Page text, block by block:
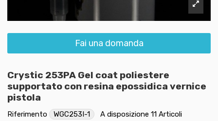
Fai una domanda
Crystic 253PA Gel coat poliestere
supportato con resina epossidica vernice
pistola
Riferimento WGC253I-1 A disposizione 11 Articoli